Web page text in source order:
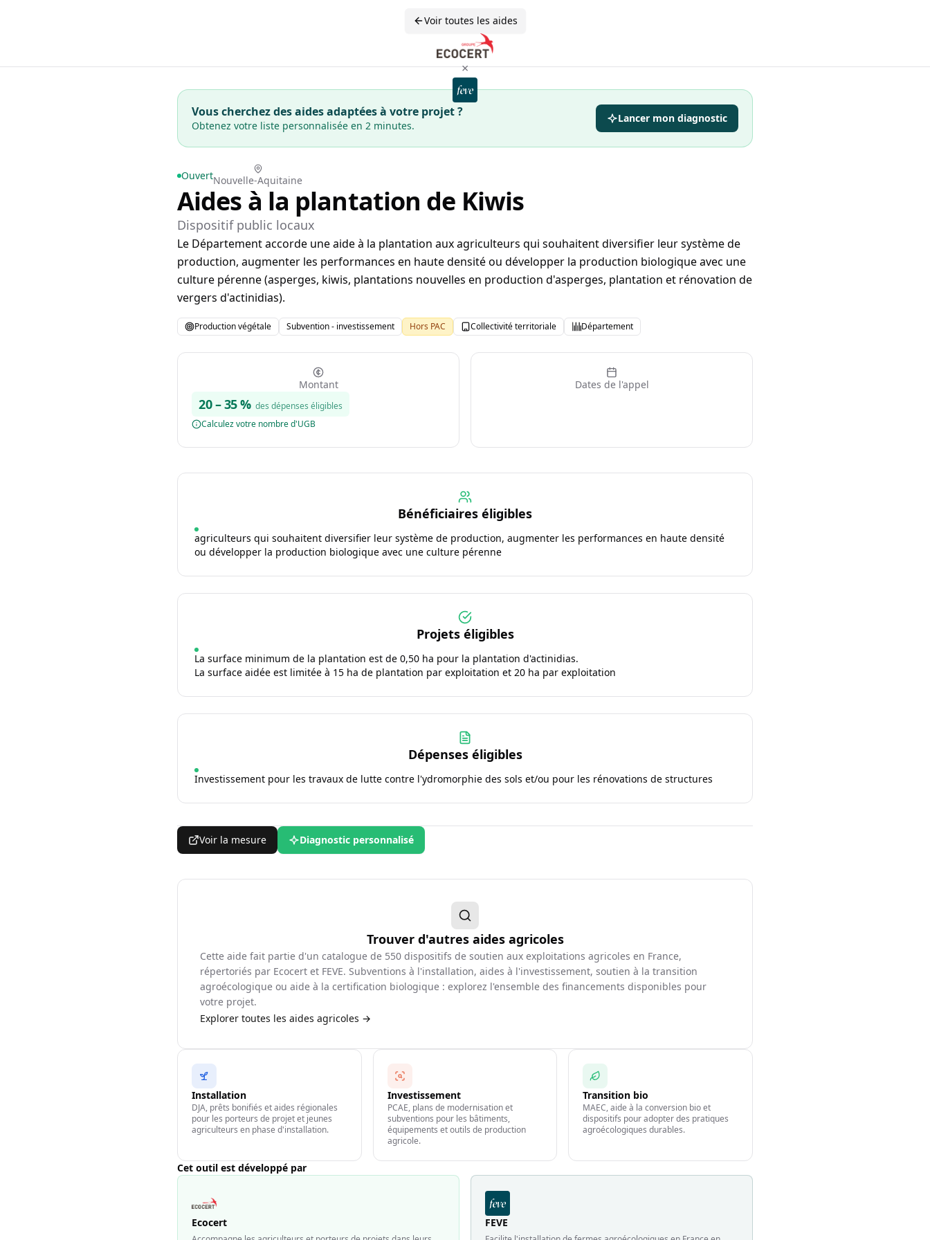
Voir toutes les aides
×
Vous cherchez des aides adaptées à votre projet ?
Obtenez votre liste personnalisée en 2 minutes.
Lancer mon diagnostic
OuvertNouvelle-Aquitaine
Aides à la plantation de Kiwis
Dispositif public locaux
Le Département accorde une aide à la plantation aux agriculteurs qui souhaitent diversifier leur système de
production, augmenter les performances en haute densité ou développer la production biologique avec une
culture pérenne (asperges, kiwis, plantations nouvelles en production d'asperges, plantation et rénovation de
vergers d'actinidias).
Production végétale Subvention - investissement Hors PAC Collectivité territoriale Département
Montant
20–35% des dépenses éligibles
Calculez votre nombre d'UGB
Dates de l'appel
Bénéficiaires éligibles
agriculteurs qui souhaitent diversifier leur système de production, augmenter les performances en haute densité
ou développer la production biologique avec une culture pérenne
Projets éligibles
La surface minimum de la plantation est de 0,50 ha pour la plantation d'actinidias.
La surface aidée est limitée à 15 ha de plantation par exploitation et 20 ha par exploitation
Dépenses éligibles
Investissement pour les travaux de lutte contre l'ydromorphie des sols et/ou pour les rénovations de structures
Voir la mesure Diagnostic personnalisé
Trouver d'autres aides agricoles
Cette aide fait partie d'un catalogue de 550 dispositifs de soutien aux exploitations agricoles en France,
répertoriés par Ecocert et FEVE. Subventions à l'installation, aides à l'investissement, soutien à la transition
agroécologique ou aide à la certification biologique : explorez l'ensemble des financements disponibles pour
votre projet.
Explorer toutes les aides agricoles →
Installation
DJA, prêts bonifiés et aides régionales
pour les porteurs de projet et jeunes
agriculteurs en phase d'installation.
Investissement
PCAE, plans de modernisation et
subventions pour les bâtiments,
équipements et outils de production
agricole.
Transition bio
MAEC, aide à la conversion bio et
dispositifs pour adopter des pratiques
agroécologiques durables.
Cet outil est développé par
Ecocert FEVE